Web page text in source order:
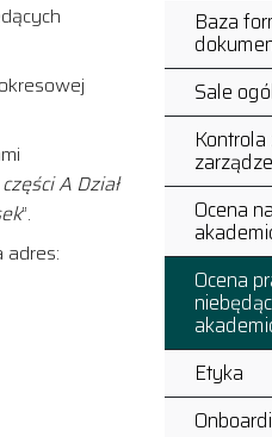
A Dział
”.
adres:
Baza
Sale
Ocena
Ocena
Etyka